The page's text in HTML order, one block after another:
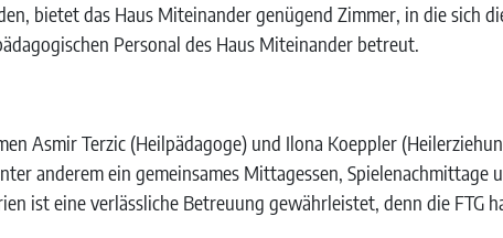
bietet das Haus Miteinander genügend Zimmer, in die sich
Personal des Haus Miteinander betreut.
Asmir Terzic (Heilpädagoge) und Ilona Koeppler
anderem ein gemeinsames Mittagessen,
ist eine verlässliche Betreuung gewährleistet, denn die FTG